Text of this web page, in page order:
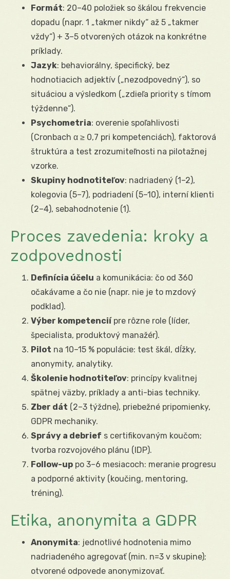
Formát: 20–40 položiek so škálou frekvencie
dopadu (napr. 1 „takmer nikdy“ až 5 „takmer
vždy“) + 3–5 otvorených otázok na konkrétne
príklady.
Jazyk: behaviorálny, špecifický, bez
hodnotiacich adjektív („nezodpovedný“), so
situáciou a výsledkom („zdieľa priority s tímom
týždenne“).
Psychometria: overenie spoľahlivosti
(Cronbach α ≥ 0,7 pri kompetenciách), faktorová
štruktúra a test zrozumiteľnosti na pilotažnej
vzorke.
Skupiny hodnotiteľov: nadriadený (1–2),
kolegovia (5–7), podriadení (5–10), interní klienti
(2–4), sebahodnotenie (1).
Proces zavedenia: kroky a
zodpovednosti
Definícia účelu a komunikácia: čo od 360
očakávame a čo nie (napr. nie je to mzdový
podklad).
Výber kompetenciípre rôzne role (líder,
špecialista, produktový manažér).
Pilot na 10–15 % populácie: test škál, dĺžky,
anonymity, analytiky.
Školenie hodnotiteľov: princípy kvalitnej
spätnej väzby, príklady a anti-bias techniky.
Zber dát (2–3 týždne), priebežné pripomienky,
GDPR mechaniky.
Správy a debrief s certifikovaným koučom;
tvorba rozvojového plánu (IDP).
Follow-up po 3–6 mesiacoch: meranie progresu
a podporné aktivity (koučing, mentoring,
tréning).
Etika, anonymita a GDPR
Anonymita: jednotlivé hodnotenia mimo
nadriadeného agregovať (min. n=3 v skupine);
otvorené odpovede anonymizovať.